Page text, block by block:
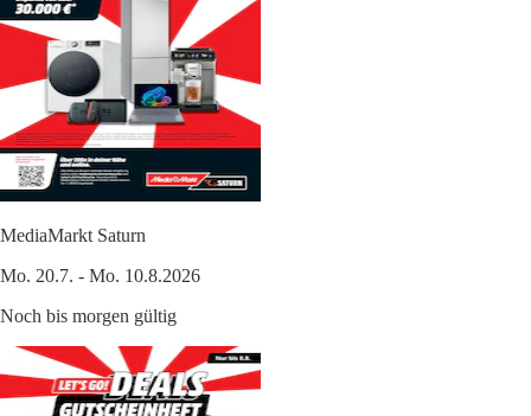
MediaMarkt Saturn
Mo. 20.7. - Mo. 10.8.2026
Noch bis morgen gültig